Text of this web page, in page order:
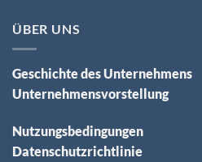
ÜBER UNS
Geschichte des Unternehmens
Unternehmensvorstellung
Nutzungsbedingungen
Datenschutzrichtlinie